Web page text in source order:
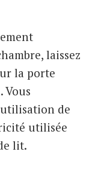
laissez
la porte
Vous
de
utilisée
lit.